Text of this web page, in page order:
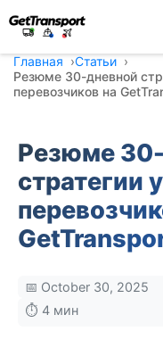
Главная
Статьи
Резюме 30-дневной
перевозчиков на
Резюме
стратегии
📅 October 30, 2025
⏱️ 4 мин